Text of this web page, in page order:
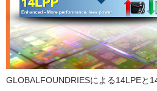
GLOBALFOUNDRIESによる14LPEと